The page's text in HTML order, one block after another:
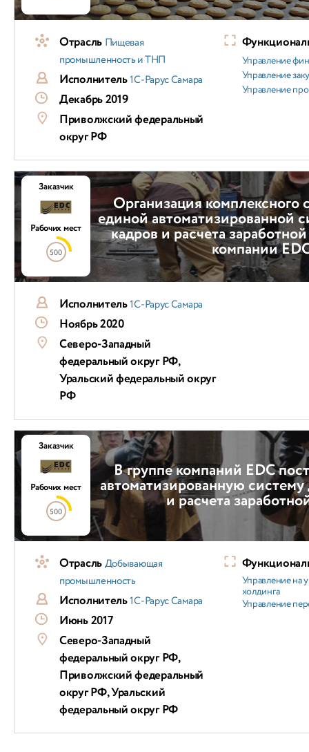
Отрасль Пищевая
промышленность и ТНП
Исполнитель1С-Рарус Самара
Декабрь 2019
Приволжский федеральный
округ РФ
Управление
Управление
Управление
Организация комплексного
единой автоматизированной
кадров и расчета
компании
Заказчик
Рабочих мест
500
Исполнитель1С-Рарус Самара
Ноябрь 2020
Северо-Западный
федеральный округ РФ,
Уральский федеральный округ
РФ
В группе компаний EDC
автоматизированную систему
и расчета
Заказчик
Рабочих мест
500
ОтрасльДобывающая
промышленность
Исполнитель1С-Рарус Самара
Июнь 2017
Северо-Западный
федеральный округ РФ,
Приволжский федеральный
округ РФ, Уральский
федеральный округ РФ
Управление на
холдинга
Управление